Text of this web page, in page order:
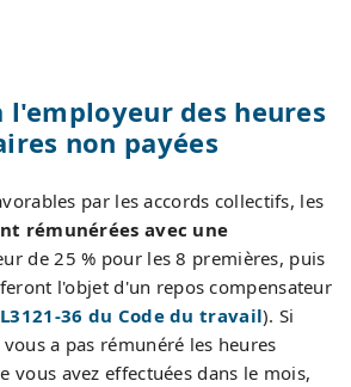
l'employeur des heures
non payées
par les accords collectifs, les
rémunérées avec une
de 25 % pour les 8 premières, puis
l'objet d'un repos compensateur
36 du Code du travail). Si
a pas rémunéré les heures
vous avez effectuées dans le mois,